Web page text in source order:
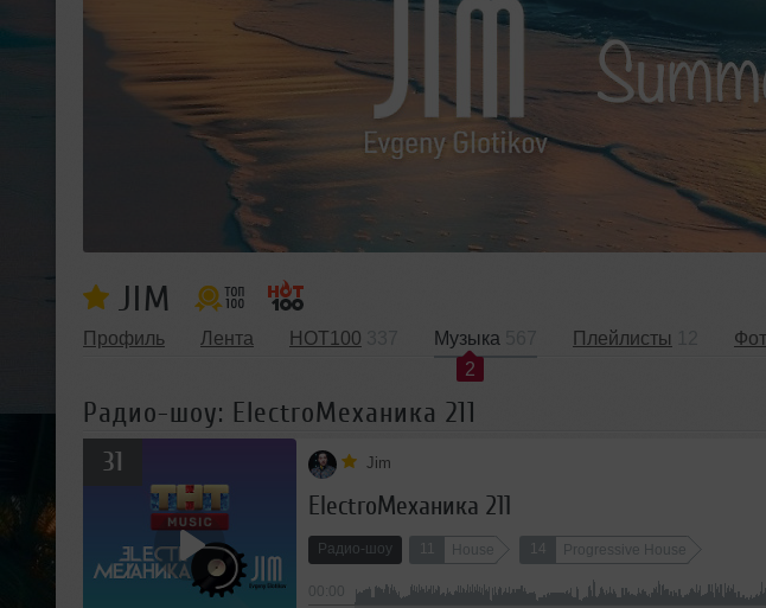
JIM
Профиль Лента HOT100
Музыка
2
Плейлисты
Радио-шоу: ElectroМеханика 211
31 Jim
ElectroМеханика 211
Радио-шоу House Progressive House